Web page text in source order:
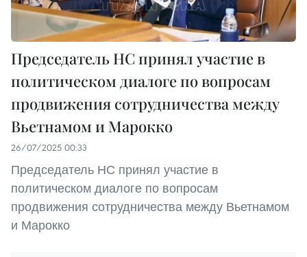
Председатель НС принял участие в
политическом диалоге по вопросам
продвижения сотрудничества между
Вьетнамом и Марокко
26/07/2025 00:33
Председатель НС принял участие в
политическом диалоге по вопросам
продвижения сотрудничества между Вьетнамом
и Марокко